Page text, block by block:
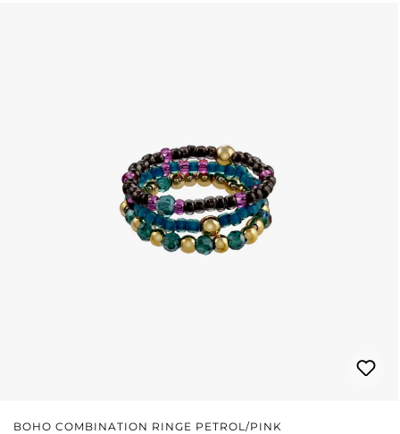
BOHO COMBINATION RINGE PETROL/PINK